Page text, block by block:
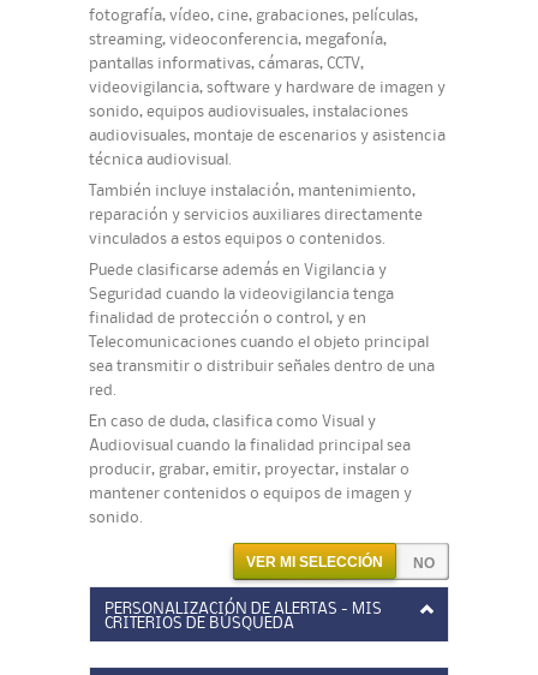
fotografía, vídeo, cine, grabaciones, películas,
streaming, videoconferencia, megafonía,
pantallas informativas, cámaras, CCTV,
videovigilancia, software y hardware de imagen y
sonido, equipos audiovisuales, instalaciones
audiovisuales, montaje de escenarios y asistencia
técnica audiovisual.
También incluye instalación, mantenimiento,
reparación y servicios auxiliares directamente
vinculados a estos equipos o contenidos.
Puede clasificarse además en Vigilancia y
Seguridad cuando la videovigilancia tenga
finalidad de protección o control, y en
Telecomunicaciones cuando el objeto principal
sea transmitir o distribuir señales dentro de una
red.
En caso de duda, clasifica como Visual y
Audiovisual cuando la finalidad principal sea
producir, grabar, emitir, proyectar, instalar o
mantener contenidos o equipos de imagen y
sonido.
VER MI SELECCIÓN
PERSONALIZACIÓN DE ALERTAS - MIS
CRITERIOS DE BÚSQUEDA